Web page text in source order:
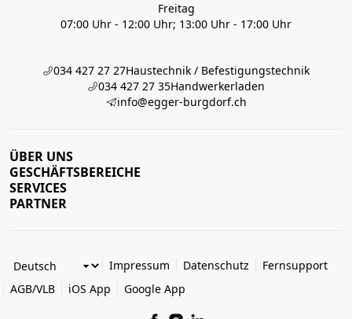
Freitag
07:00 Uhr - 12:00 Uhr; 13:00 Uhr - 17:00 Uhr
034 427 27 27Haustechnik / Befestigungstechnik
034 427 27 35Handwerkerladen
info@egger-burgdorf.ch
ÜBER UNS
GESCHÄFTSBEREICHE
SERVICES
PARTNER
Impressum Datenschutz
Fernsupport
AGB/VLB
iOS App Google App